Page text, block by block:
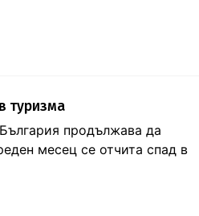
туризма
продължава да
месец се отчита спад в